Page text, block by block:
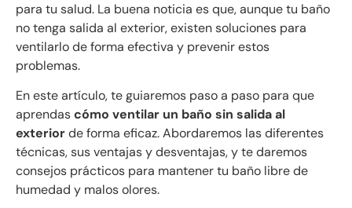
para tu salud. La buena noticia es que, aunque tu baño
no tenga salida al exterior, existen soluciones para
ventilarlo de forma efectiva y prevenir estos
problemas.
En este artículo, te guiaremos paso a paso para que
aprendascómo ventilar un baño sin salida al
exteriorde forma eficaz. Abordaremos las diferentes
técnicas, sus ventajas y desventajas, y te daremos
consejos prácticos para mantener tu baño libre de
humedad y malos olores.